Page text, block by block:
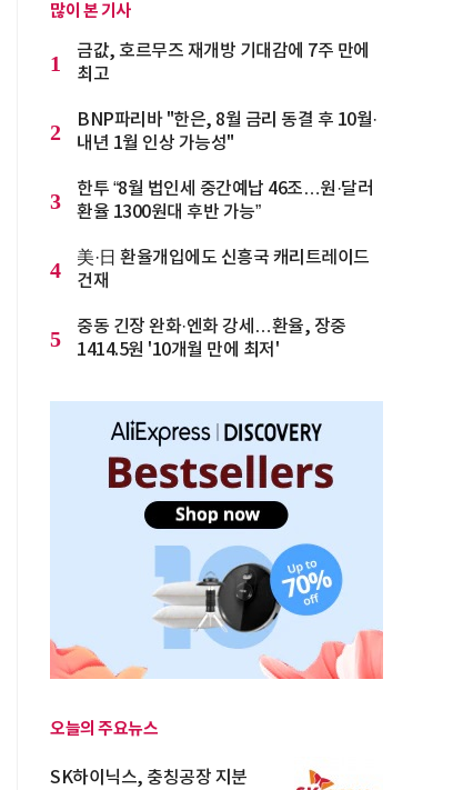
많이 본 기사
1
금값, 호르무즈 재개방 기대감에 7주 만에
최고
2
BNP파리바 "한은, 8월 금리 동결 후 10월·
내년 1월 인상 가능성"
3
한투 “8월 법인세 중간예납 46조…원·달러
환율 1300원대 후반 가능”
4
美·日 환율개입에도 신흥국 캐리트레이드
건재
5
중동 긴장 완화·엔화 강세…환율, 장중
1414.5원 '10개월 만에 최저'
오늘의 주요뉴스
SK하이닉스, 충칭공장 지분